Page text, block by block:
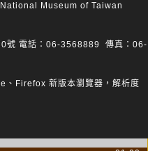
Museum of Taiwan
號 電話：06-3568889 傳真：06-
Firefox 新版本瀏覽器，解析度